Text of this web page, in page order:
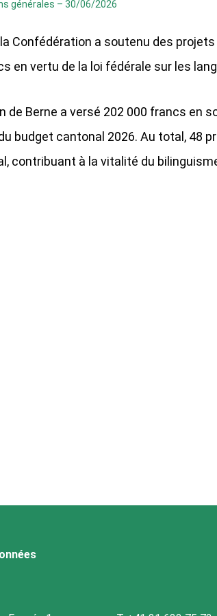
générales – 30/06/2026
la Confédération a soutenu des
en vertu de la loi fédérale sur les
de Berne a versé 202 000 francs en
budget cantonal 2026. Au total, 48
contribuant à la vitalité du